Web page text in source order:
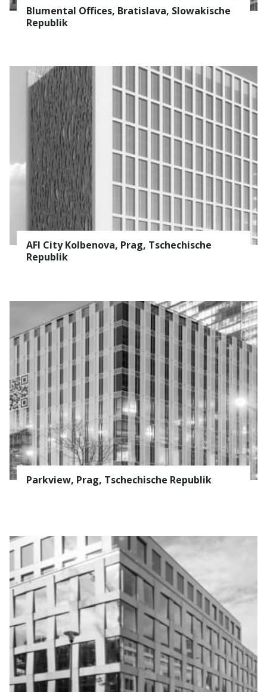
PRODUKTE
REFERENZEN
ÜBER UNS
Blumental Offices, Bratislava, Slowakische
Republik
AFI City Kolbenova, Prag, Tschechische
Republik
Parkview, Prag, Tschechische Republik
Abonnieren Sie den
AVAPS-Newsletter
E-mail *
Vorname